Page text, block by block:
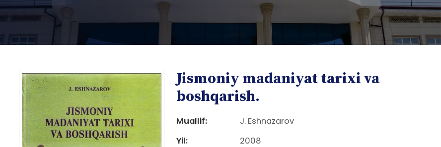
Jismoniy madaniyat tarixi va
boshqarish.
Muallif:
J. Eshnazarov
Yil:
2008